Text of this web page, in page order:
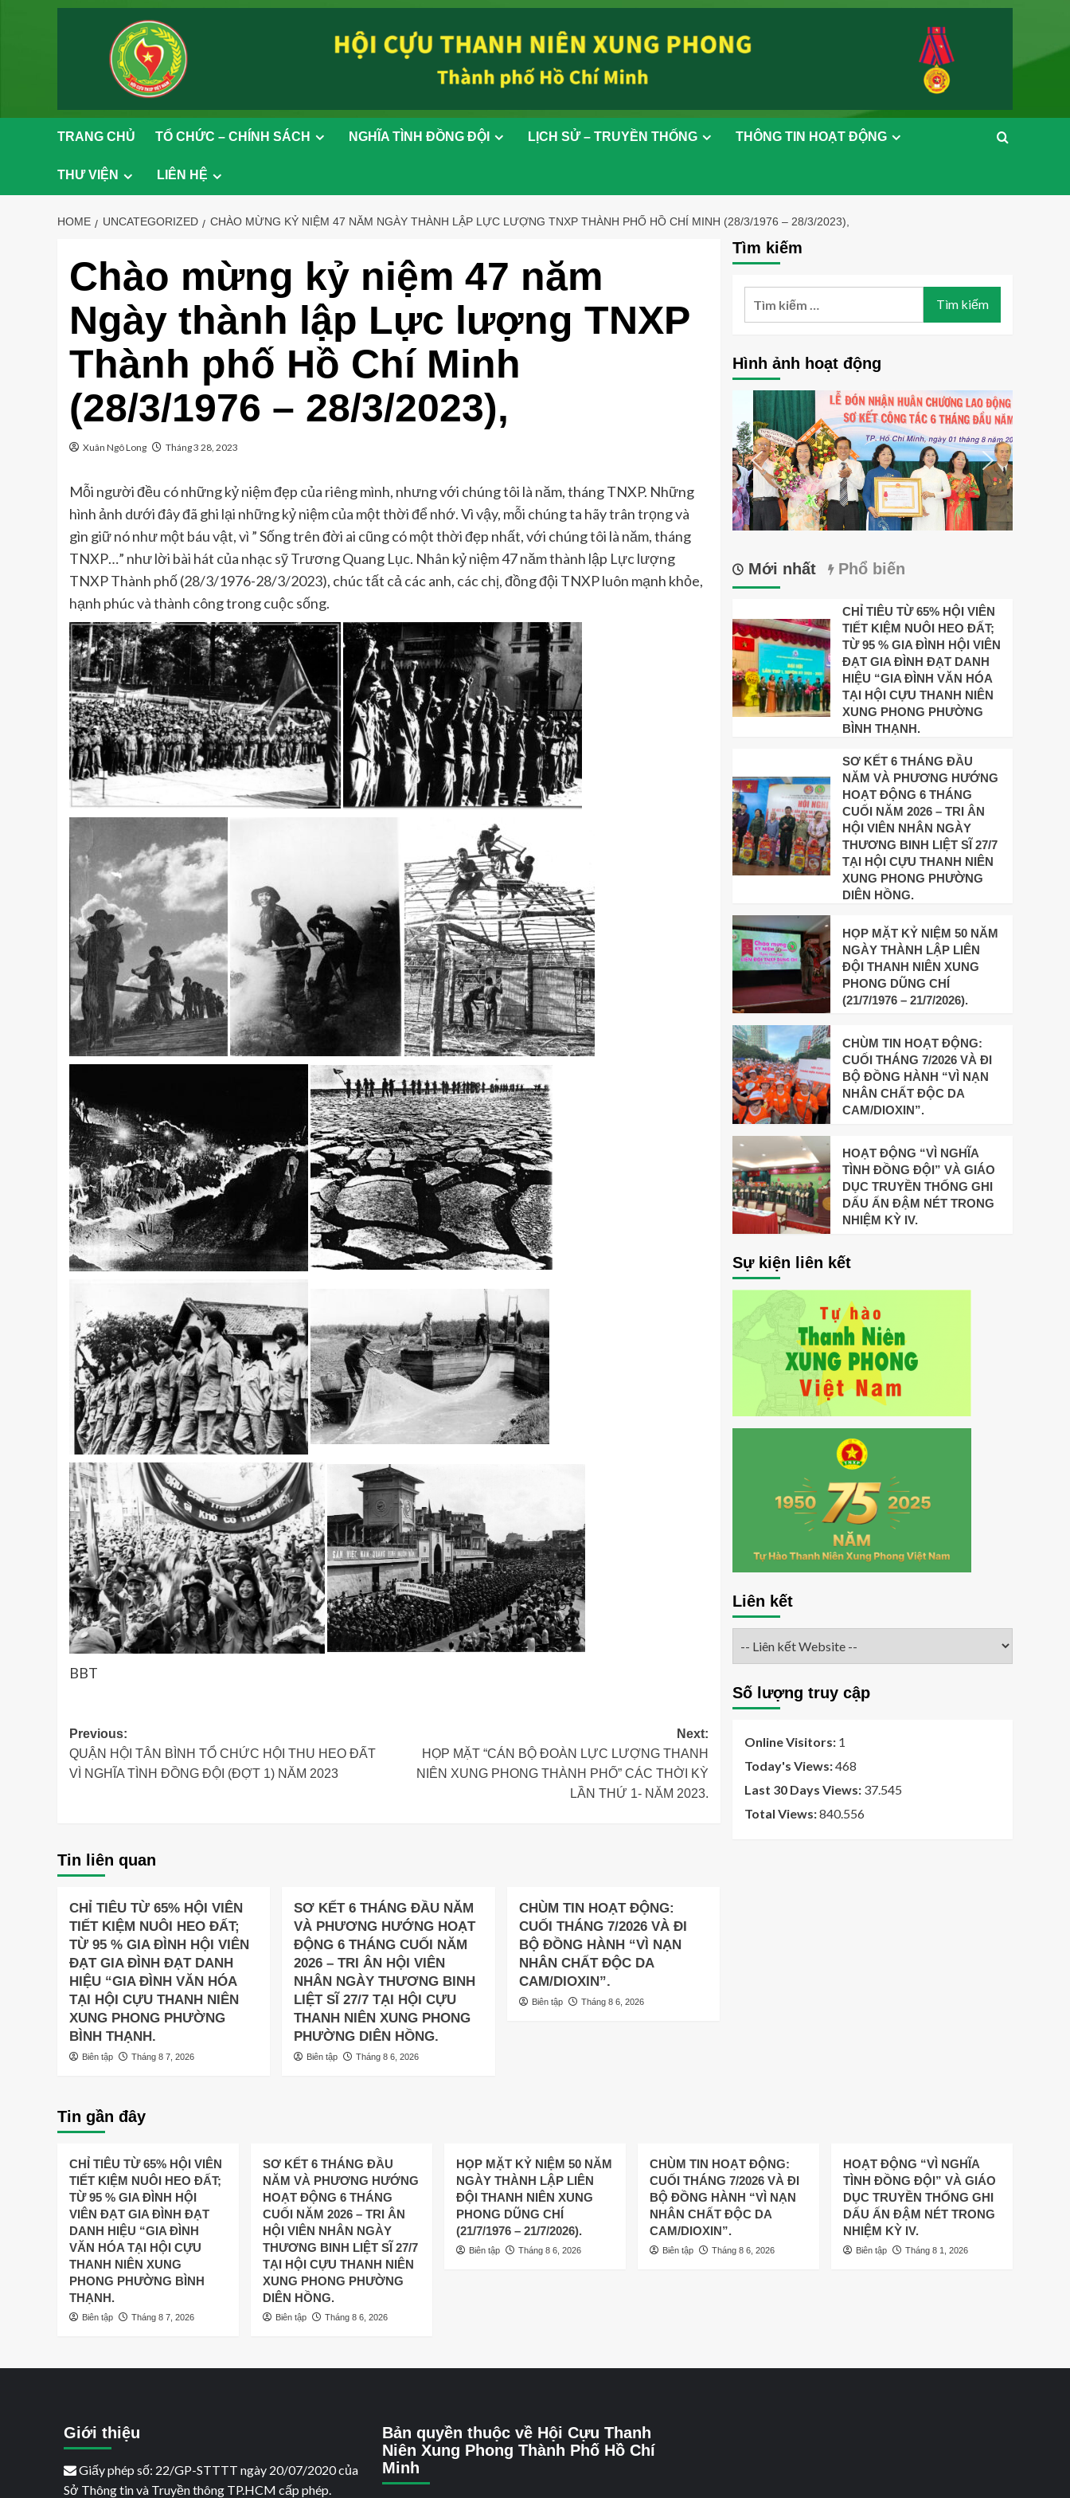
TRANG CHỦ TỔ CHỨC – CHÍNH SÁCH NGHĨA TÌNH ĐỒNG ĐỘI LỊCH SỬ – TRUYỀN THỐNG THÔNG TIN HOẠT ĐỘNG
THƯ VIỆN LIÊN HỆ
HOME UNCATEGORIZED CHÀO MỪNG KỶ NIỆM 47 NĂM NGÀY THÀNH LẬP LỰC LƯỢNG TNXP THÀNH PHỐ HỒ CHÍ MINH (28/3/1976 – 28/3/2023),
Chào mừng kỷ niệm 47 năm
Ngày thành lập Lực lượng TNXP
Thành phố Hồ Chí Minh
(28/3/1976 – 28/3/2023),
Xuân Ngô Long Tháng 3 28, 2023
Mỗi người đều có những kỷ niệm đẹp của riêng mình, nhưng với chúng tôi là năm, tháng TNXP. Những
hình ảnh dưới đây đã ghi lại những kỷ niệm của một thời để nhớ. Vì vậy, mỗi chúng ta hãy trân trọng và
gìn giữ nó như một báu vật, vì ” Sống trên đời ai cũng có một thời đẹp nhất, với chúng tôi là năm, tháng
TNXP…” như lời bài hát của nhạc sỹ Trương Quang Lục. Nhân kỷ niệm 47 năm thành lập Lực lượng
TNXP Thành phố (28/3/1976-28/3/2023), chúc tất cả các anh, các chị, đồng đội TNXP luôn mạnh khỏe,
hạnh phúc và thành công trong cuộc sống.
BBT
Post
navigation
Previous:
QUẬN HỘI TÂN BÌNH TỔ CHỨC HỘI THU HEO ĐẤT
VÌ NGHĨA TÌNH ĐỒNG ĐỘI (ĐỢT 1) NĂM 2023
Next:
HỌP MẶT “CÁN BỘ ĐOÀN LỰC LƯỢNG THANH
NIÊN XUNG PHONG THÀNH PHỐ” CÁC THỜI KỲ
LẦN THỨ 1- NĂM 2023.
Tin liên quan
CHỈ TIÊU TỪ 65% HỘI VIÊN
TIẾT KIỆM NUÔI HEO ĐẤT;
TỪ 95 % GIA ĐÌNH HỘI VIÊN
ĐẠT GIA ĐÌNH ĐẠT DANH
HIỆU “GIA ĐÌNH VĂN HÓA
TẠI HỘI CỰU THANH NIÊN
XUNG PHONG PHƯỜNG
BÌNH THẠNH.
Biên tập Tháng 8 7, 2026
SƠ KẾT 6 THÁNG ĐẦU NĂM
VÀ PHƯƠNG HƯỚNG HOẠT
ĐỘNG 6 THÁNG CUỐI NĂM
2026 – TRI ÂN HỘI VIÊN
NHÂN NGÀY THƯƠNG BINH
LIỆT SĨ 27/7 TẠI HỘI CỰU
THANH NIÊN XUNG PHONG
PHƯỜNG DIÊN HỒNG.
Biên tập Tháng 8 6, 2026
CHÙM TIN HOẠT ĐỘNG:
CUỐI THÁNG 7/2026 VÀ ĐI
BỘ ĐỒNG HÀNH “VÌ NẠN
NHÂN CHẤT ĐỘC DA
CAM/DIOXIN”.
Biên tập Tháng 8 6, 2026
Tìm kiếm
Hình ảnh hoạt động
Mới nhất Phổ biến
CHỈ TIÊU TỪ 65% HỘI VIÊN
TIẾT KIỆM NUÔI HEO ĐẤT;
TỪ 95 % GIA ĐÌNH HỘI VIÊN
ĐẠT GIA ĐÌNH ĐẠT DANH
HIỆU “GIA ĐÌNH VĂN HÓA
TẠI HỘI CỰU THANH NIÊN
XUNG PHONG PHƯỜNG
BÌNH THẠNH.
SƠ KẾT 6 THÁNG ĐẦU
NĂM VÀ PHƯƠNG HƯỚNG
HOẠT ĐỘNG 6 THÁNG
CUỐI NĂM 2026 – TRI ÂN
HỘI VIÊN NHÂN NGÀY
THƯƠNG BINH LIỆT SĨ 27/7
TẠI HỘI CỰU THANH NIÊN
XUNG PHONG PHƯỜNG
DIÊN HỒNG.
HỌP MẶT KỶ NIỆM 50 NĂM
NGÀY THÀNH LẬP LIÊN
ĐỘI THANH NIÊN XUNG
PHONG DŨNG CHÍ
(21/7/1976 – 21/7/2026).
CHÙM TIN HOẠT ĐỘNG:
CUỐI THÁNG 7/2026 VÀ ĐI
BỘ ĐỒNG HÀNH “VÌ NẠN
NHÂN CHẤT ĐỘC DA
CAM/DIOXIN”.
HOẠT ĐỘNG “VÌ NGHĨA
TÌNH ĐỒNG ĐỘI” VÀ GIÁO
DỤC TRUYỀN THỐNG GHI
DẤU ẤN ĐẬM NÉT TRONG
NHIỆM KỲ IV.
Sự kiện liên kết
Liên kết
Số lượng truy cập
Online Visitors: 1
Today's Views:468
Last 30 Days Views: 37.545
Total Views:840.556
Tin gần đây
CHỈ TIÊU TỪ 65% HỘI VIÊN
TIẾT KIỆM NUÔI HEO ĐẤT;
TỪ 95 % GIA ĐÌNH HỘI
VIÊN ĐẠT GIA ĐÌNH ĐẠT
DANH HIỆU “GIA ĐÌNH
VĂN HÓA TẠI HỘI CỰU
THANH NIÊN XUNG
PHONG PHƯỜNG BÌNH
THẠNH.
Biên tập Tháng 8 7, 2026
SƠ KẾT 6 THÁNG ĐẦU
NĂM VÀ PHƯƠNG HƯỚNG
HOẠT ĐỘNG 6 THÁNG
CUỐI NĂM 2026 – TRI ÂN
HỘI VIÊN NHÂN NGÀY
THƯƠNG BINH LIỆT SĨ 27/7
TẠI HỘI CỰU THANH NIÊN
XUNG PHONG PHƯỜNG
DIÊN HỒNG.
Biên tập Tháng 8 6, 2026
HỌP MẶT KỶ NIỆM 50 NĂM
NGÀY THÀNH LẬP LIÊN
ĐỘI THANH NIÊN XUNG
PHONG DŨNG CHÍ
(21/7/1976 – 21/7/2026).
Biên tập Tháng 8 6, 2026
CHÙM TIN HOẠT ĐỘNG:
CUỐI THÁNG 7/2026 VÀ ĐI
BỘ ĐỒNG HÀNH “VÌ NẠN
NHÂN CHẤT ĐỘC DA
CAM/DIOXIN”.
Biên tập Tháng 8 6, 2026
HOẠT ĐỘNG “VÌ NGHĨA
TÌNH ĐỒNG ĐỘI” VÀ GIÁO
DỤC TRUYỀN THỐNG GHI
DẤU ẤN ĐẬM NÉT TRONG
NHIỆM KỲ IV.
Biên tập Tháng 8 1, 2026
Giới thiệu
Giấy phép số: 22/GP-STTTT ngày 20/07/2020 của
Sở Thông tin và Truyền thông TP.HCM cấp phép.
Bản quyền thuộc về Hội Cựu Thanh
Niên Xung Phong Thành Phố Hồ Chí
Minh